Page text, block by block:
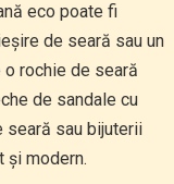
eco poate fi
de seară sau un
rochie de seară
de sandale cu
seară sau bijuterii
și modern.